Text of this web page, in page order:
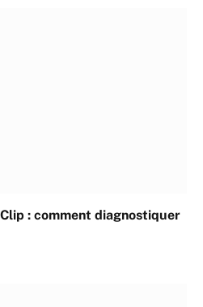
: comment diagnostiquer